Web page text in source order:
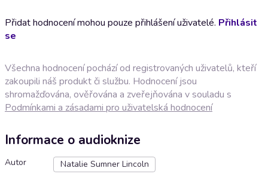
Přidat hodnocení mohou pouze přihlášení uživatelé. Přihlásit
se
Všechna hodnocení pochází od registrovaných uživatelů, kteří
zakoupili náš produkt či službu. Hodnocení jsou
shromažďována, ověřována a zveřejňována v souladu s
Podmínkami a zásadami pro uživatelská hodnocení
Informace o audioknize
Autor
Natalie Sumner Lincoln